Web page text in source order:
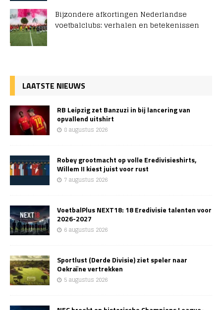
Bijzondere afkortingen Nederlandse
voetbalclubs: verhalen en betekenissen
LAATSTE NIEUWS
RB Leipzig zet Banzuzi in bij lancering van
opvallend uitshirt
8 augustus 2026
Robey grootmacht op volle Eredivisieshirts,
Willem II kiest juist voor rust
7 augustus 2026
VoetbalPlus NEXT18: 18 Eredivisie talenten voor
2026-2027
6 augustus 2026
Sportlust (Derde Divisie) ziet speler naar
Oekraïne vertrekken
5 augustus 2026